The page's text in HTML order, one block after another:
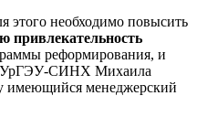
этого необходимо повысить
привлекательность
реформирования, и
УрГЭУ-СИНХ Михаила
имеющийся менеджерский